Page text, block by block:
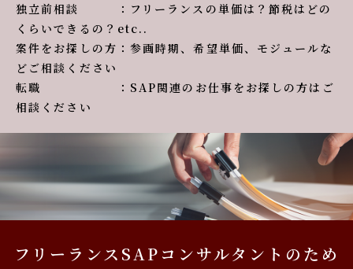
独立前相談 ：フリーランスの単価は？節税はどの
くらいできるの？etc..
案件をお探しの方：参画時期、希望単価、モジュールな
どご相談ください
転職 ：SAP関連のお仕事をお探しの方はご
相談ください
フリーランスSAPコンサルタントのため